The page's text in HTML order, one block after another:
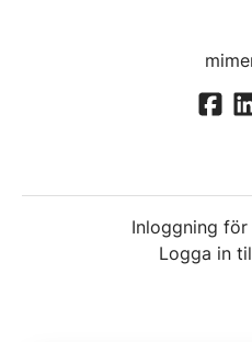
Inloggning
Logga in